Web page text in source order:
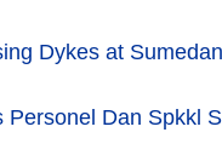
Dykes at
Dan Spkkl